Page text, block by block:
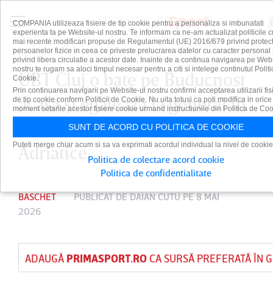
UBT Cluj o bate pe Buducnost
acasă şi egalează la general în
duelul din sferturile Ligii
Adriatice
BASCHET PUBLICAT DEDAIAN CUTUPE 8 MAI
2026
ADAUGĂ PRIMASPORT.ROCA SURSĂ PREFERATĂ ÎN
COMPANIA utilizeaza fisiere de tip cookie pentru a personaliza si imbunatati
experienta ta pe Website-ul nostru. Te informam ca ne-am actualizat politicile
mai recente modificari propuse de Regulamentul (UE) 2016/679 privind
persoanelor fizice in ceea ce priveste prelucrarea datelor cu caracter personal
privind libera circulatie a acestor date. Inainte de a continua navigarea pe
nostru te rugam sa aloci timpul necesar pentru a citi si intelege continutul
Cookie.
Prin continuarea navigarii pe Website-ul nostru confirmi acceptarea utilizarii
de tip cookie conform Politicii de Cookie. Nu uita totusi ca poti modifica in orice
moment setarile acestor fisiere cookie urmand instructiunile din Politica de
SUNT DE ACORD CU POLITICA DE COOKIE
Puteti merge chiar acum si sa va exprimati acordul individual la nivel de
Politica de colectare acord cookie
Politica de confidentialitate